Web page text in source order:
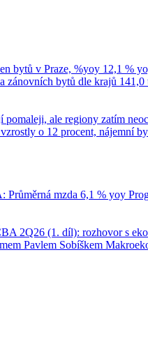
bytů v Praze, %yoy 12,1 %
zánovních bytů dle krajů 141,0
pomaleji, ale regiony zatím
o 12 procent, nájemní
Průměrná mzda 6,1 % yoy
2Q26 (1. díl): rozhovor s
Pavlem Sobíškem